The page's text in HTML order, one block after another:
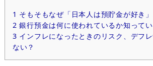
1 そもそもなぜ「日本人は預貯金が好き
2 銀行預金は何に使われているか知って
3 インフレになったときのリスク、デフ
ない？